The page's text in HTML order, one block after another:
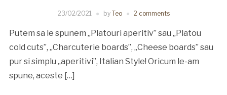
23/02/2021 by Teo 2 comments
Putem sa le spunem „Platouri aperitiv” sau „Platou
cold cuts”, „Charcuterie boards”, „Cheese boards” sau
pur si simplu „aperitivi”, Italian Style! Oricum le-am
spune, aceste […]